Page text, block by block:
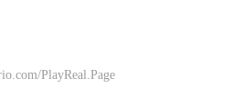
PlayReal.Page